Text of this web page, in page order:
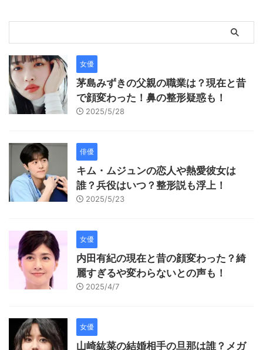
女優
茅島みずきの父親の職業は？現在と昔
で顔変わった！鼻の整形疑惑も！
2025/5/28
俳優
キム・ムジュンの恋人や熱愛彼女は
誰？兵役はいつ？整形説も浮上！
2025/5/23
女優
内田有紀の現在と昔の顔変わった？綺
麗すぎるや変わらないとの声も！
2025/4/7
女優
山崎紘菜の結婚相手の旦那は誰？メガ